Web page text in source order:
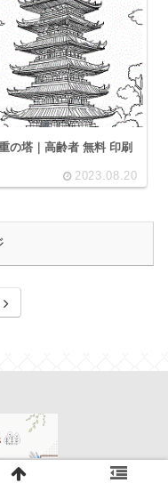
の塔｜高齢者 無料 印刷
2023.08.20
次
森.